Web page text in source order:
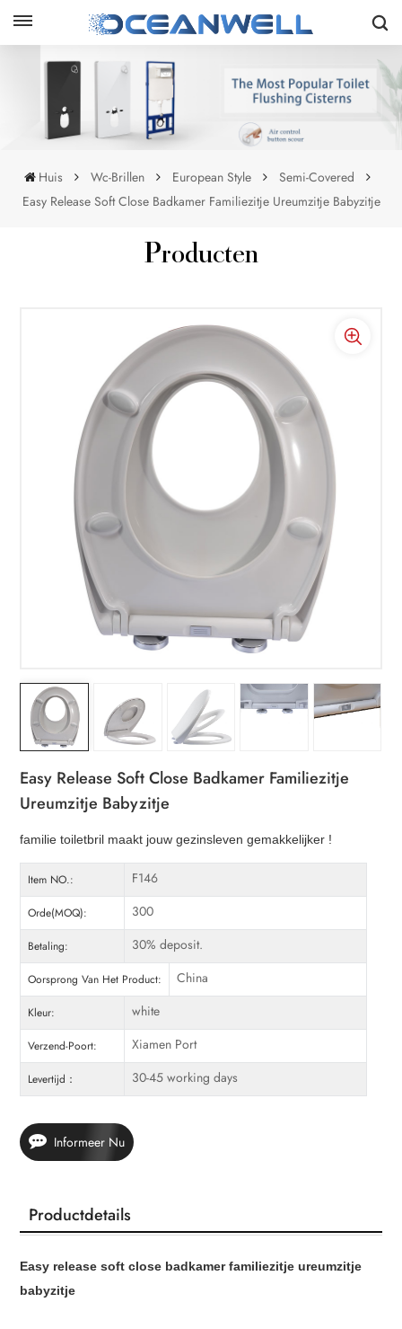
Huis Wc-Brillen European Style
Semi-Covered
Easy Release Soft Close Badkamer Familiezitje Ureumzitje Babyzitje
Producten
Easy Release Soft Close Badkamer Familiezitje
Ureumzitje Babyzitje
familie toiletbril maakt jouw gezinsleven gemakkelijker !
Item NO.: F146
Orde(MOQ): 300
Betaling: 30% deposit.
Oorsprong Van Het Product: China
Kleur: white
Verzend-Poort: Xiamen Port
Levertijd： 30-45 working days
Informeer Nu
Productdetails
Easy release soft close badkamer familiezitje ureumzitje
babyzitje